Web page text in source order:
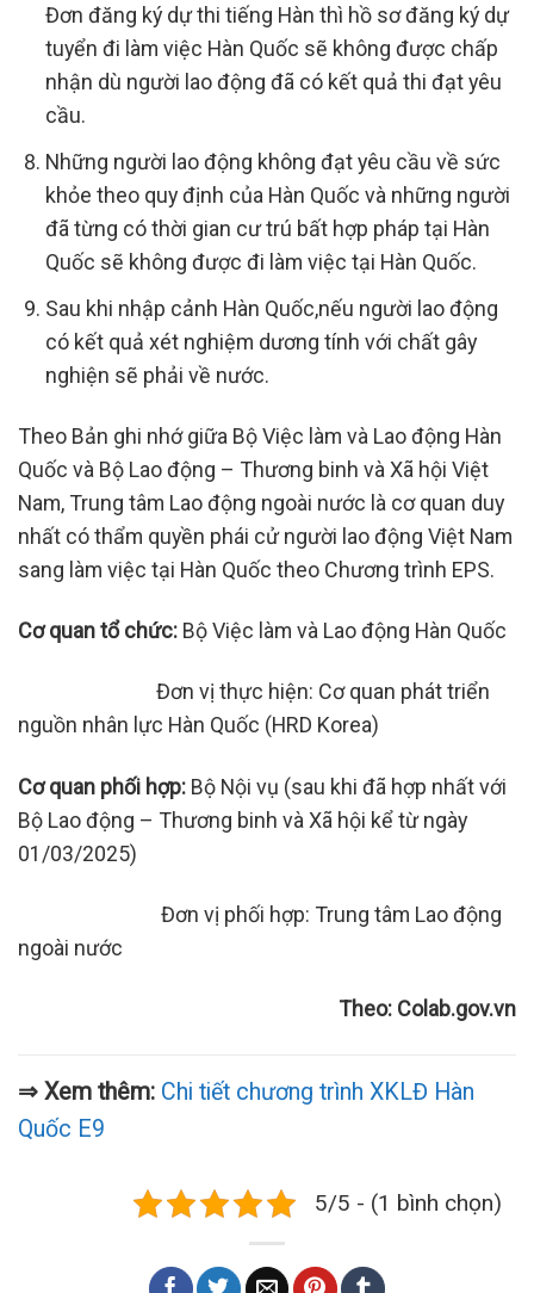
Đơn đăng ký dự thi tiếng Hàn thì hồ sơ đăng ký dự
tuyển đi làm việc Hàn Quốc sẽ không được chấp
nhận dù người lao động đã có kết quả thi đạt yêu
cầu.
Những người lao động không đạt yêu cầu về sức
khỏe theo quy định của Hàn Quốc và những người
đã từng có thời gian cư trú bất hợp pháp tại Hàn
Quốc sẽ không được đi làm việc tại Hàn Quốc.
Sau khi nhập cảnh Hàn Quốc,nếu người lao động
có kết quả xét nghiệm dương tính với chất gây
nghiện sẽ phải về nước.
Theo Bản ghi nhớ giữa Bộ Việc làm và Lao động Hàn
Quốc và Bộ Lao động – Thương binh và Xã hội Việt
Nam, Trung tâm Lao động ngoài nước là cơ quan duy
nhất có thẩm quyền phái cử người lao động Việt Nam
sang làm việc tại Hàn Quốc theo Chương trình EPS.
Cơ quan tổ chức: Bộ Việc làm và Lao động Hàn Quốc
Đơn vị thực hiện: Cơ quan phát triển
nguồn nhân lực Hàn Quốc (HRD Korea)
Cơ quan phối hợp: Bộ Nội vụ (sau khi đã hợp nhất với
Bộ Lao động – Thương binh và Xã hội kể từ ngày
01/03/2025)
Đơn vị phối hợp: Trung tâm Lao động
ngoài nước
Theo: Colab.gov.vn
⇒ Xem thêm: Chi tiết chương trình XKLĐ Hàn
Quốc E9
5/5 - (1 bình chọn)